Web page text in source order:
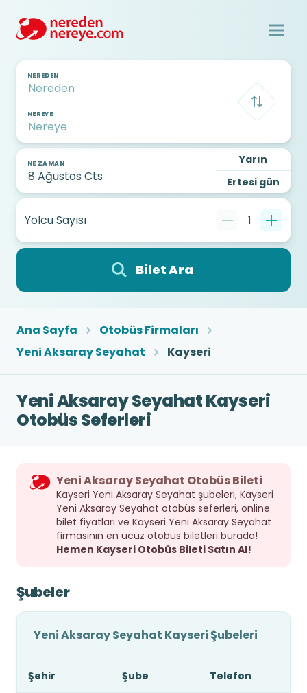
NEREDEN
NEREYE
NE ZAMAN
Yarın
Ertesi gün
Yolcu Sayısı 1
Bilet Ara
Ana Sayfa
Otobüs Firmaları
Yeni Aksaray Seyahat
Kayseri
Yeni Aksaray Seyahat Kayseri
Otobüs Seferleri
Yeni Aksaray Seyahat Otobüs Bileti
Kayseri Yeni Aksaray Seyahat şubeleri, Kayseri
Yeni Aksaray Seyahat otobüs seferleri, online
bilet fiyatları ve Kayseri Yeni Aksaray Seyahat
firmasının en ucuz otobüs biletleri burada!
Hemen Kayseri Otobüs Bileti Satın Al!
Şubeler
Yeni Aksaray Seyahat Kayseri Şubeleri
Şehir Şube Telefon